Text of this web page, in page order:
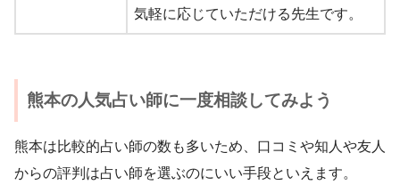
気軽に応じていただける先生です。
熊本の人気占い師に一度相談してみよう
熊本は比較的占い師の数も多いため、口コミや知人や友人
からの評判は占い師を選ぶのにいい手段といえます。